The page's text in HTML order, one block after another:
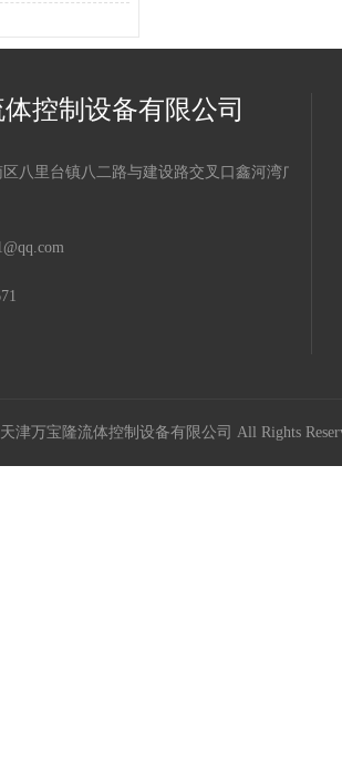
控制设备有限公司
八里台镇八二路与建设路交叉口鑫河湾广场
津万宝隆流体控制设备有限公司 All Rights